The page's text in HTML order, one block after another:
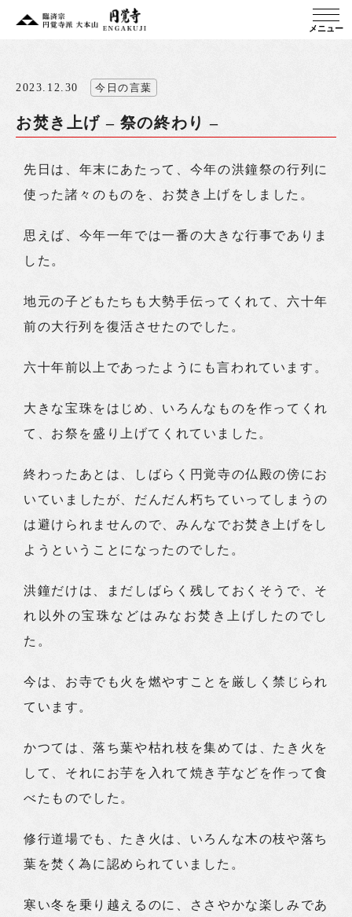
メニュー
2023.12.30 今日の言葉
お焚き上げ – 祭の終わり –
先日は、年末にあたって、今年の洪鐘祭の行列に
使った諸々のものを、お焚き上げをしました。
思えば、今年一年では一番の大きな行事でありま
した。
地元の子どもたちも大勢手伝ってくれて、六十年
前の大行列を復活させたのでした。
六十年前以上であったようにも言われています。
大きな宝珠をはじめ、いろんなものを作ってくれ
て、お祭を盛り上げてくれていました。
終わったあとは、しばらく円覚寺の仏殿の傍にお
いていましたが、だんだん朽ちていってしまうの
は避けられませんので、みんなでお焚き上げをし
ようということになったのでした。
洪鐘だけは、まだしばらく残しておくそうで、そ
れ以外の宝珠などはみなお焚き上げしたのでし
た。
今は、お寺でも火を燃やすことを厳しく禁じられ
ています。
かつては、落ち葉や枯れ枝を集めては、たき火を
して、それにお芋を入れて焼き芋などを作って食
べたものでした。
修行道場でも、たき火は、いろんな木の枝や落ち
葉を焚く為に認められていました。
寒い冬を乗り越えるのに、ささやかな楽しみであ